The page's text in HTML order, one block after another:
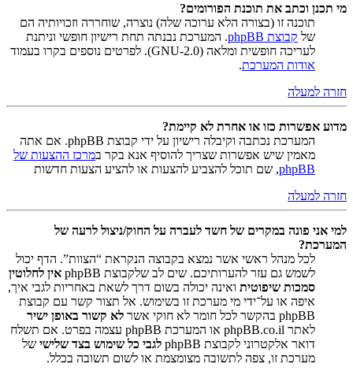
מי תכנן וכתב את תוכנת הפורומים?
תוכנה זו (בצורה הלא ערוכה שלה) נוצרה, שוחררה וזכויותיה הם
של קבוצת phpBB
. המערכת נבנתה תחת רישיון חופשי וניתנת
לעריכה חופשית ומלאה (GNU-2.0). לפרטים נוספים בקרו בעמוד
אודות המערכת.
חזרה למעלה
מדוע אפשרות כזו או אחרת לא קיימת?
המערכת נכתבה וקיבלה רישיון על ידי קבוצת phpBB. אם אתה
מאמין שיש אפשרות שצריך להוסיף אנא בקר במרכז ההצעות של
phpBB, שם תוכל להצביע להצעות או להציע הצעות חדשות
חזרה למעלה
למי אני פונה במקרים של חשד לעברה על החוק/ניצול לרעה של
המערכת?
לכל מנהל ראשי אשר נמצא בקבוצה הנקראת “הצוות”. הדף יכול
לשמש גם עזר להערותיכם. שים לב שלקבוצת phpBB
אין לחלוטין
סמכות שיפוטית ואינה יכולה בשום דרך לשאת באחריות לגבי איך,
איפה או על־ידי מי מערכת זו בשימוש. אל תצור קשר עם קבוצת
phpBB בהקשר לכל חומר לא חוקי אשר
לא קשור באופן ישיר
לאתר phpBB.co.il או המערכת phpBB עצמה בפרט. אם תשלח
דואר אלקטרוני לקבוצת phpBB
לגבי כל שימוש בצד שלישי של
מערכת זו, צפה לתשובה מצומצמת או לשום תשובה בכלל.